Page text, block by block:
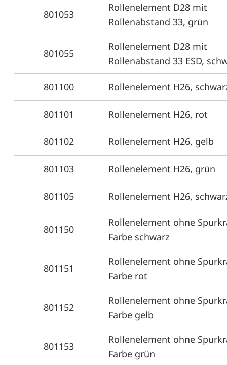
801053
Rollenelement D28 mit
Rollenabstand 33, grün
801055
Rollenelement D28 mit
Rollenabstand 33 ESD,
801100 Rollenelement H26,
801101 Rollenelement H26, rot
801102 Rollenelement H26, gelb
801103 Rollenelement H26, grün
801105 Rollenelement H26,
801150
Rollenelement ohne
Farbe schwarz
801151
Rollenelement ohne
Farbe rot
801152
Rollenelement ohne
Farbe gelb
801153
Rollenelement ohne
Farbe grün